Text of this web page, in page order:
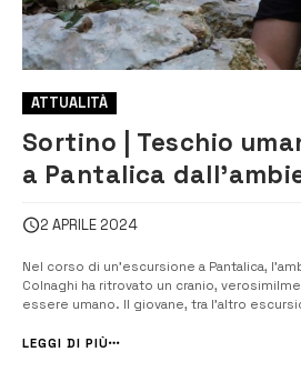
ATTUALITÀ
Sortino | Teschio
a Pantalica
epoca antica”
2 APRILE 2024
Nel corso di un’escursione a Pantalica,
Colnaghi ha ritrovato un cranio,
essere umano. Il giovane, tra l’altro
un’escursione a Pantalica mi sono
LEGGI DI PIÙ